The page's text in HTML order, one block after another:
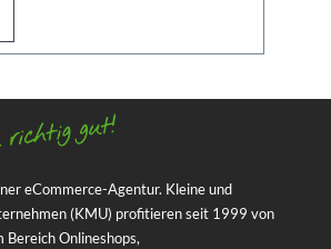
eCommerce-Agentur. Kleine und
(KMU) profitieren seit 1999 von
Onlineshops,